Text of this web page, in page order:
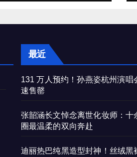
最近
131 万人预约！孙燕姿杭州演唱
速售罄
张韶涵长文悼念离世化妆师：十
圈最温柔的双向奔赴
迪丽热巴纯黑造型封神！丝绒黑